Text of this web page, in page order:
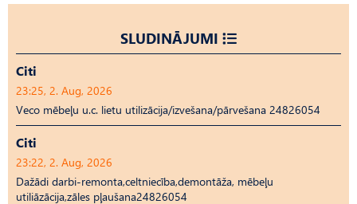
SLUDINĀJUMI
Citi
23:25, 2. Aug, 2026
Veco mēbeļu u.c. lietu utilizācija/izvešana/pārvešana 24826054
Citi
23:22, 2. Aug, 2026
Dažādi darbi-remonta,celtniecība,demontāža, mēbeļu
utiliāzācija,zāles pļaušana24826054